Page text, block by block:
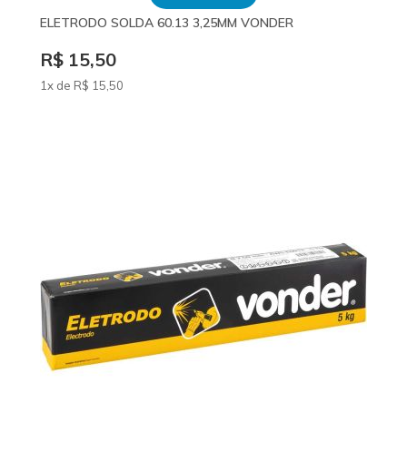
ELETRODO SOLDA 60.13 3,25MM VONDER
R$ 15,50
1x de R$ 15,50